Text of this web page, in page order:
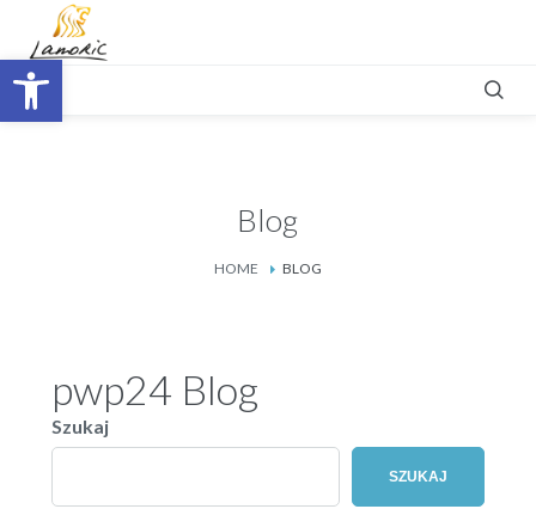
Otwórz pasek narzędzi
Blog
HOME BLOG
pwp24 Blog
Szukaj
SZUKAJ